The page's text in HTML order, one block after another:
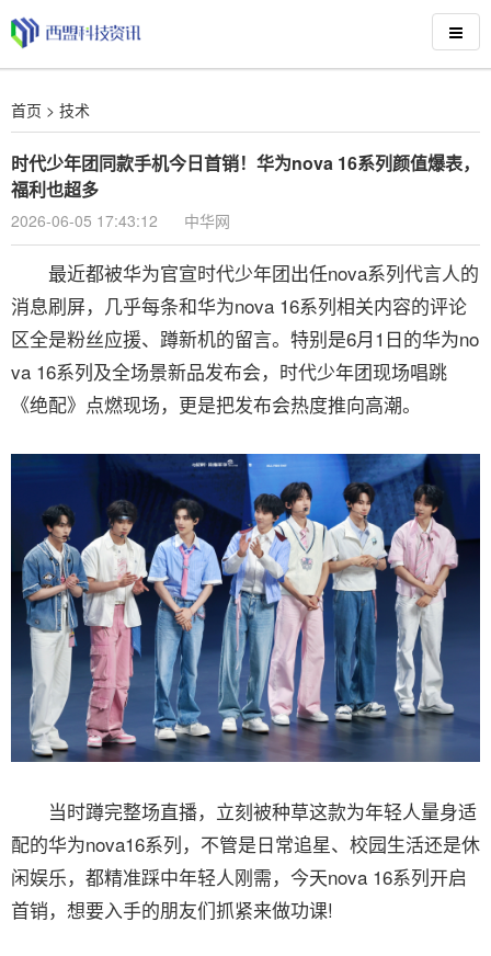
首页 > 技术
时代少年团同款手机今日首销！华为nova 16系列颜值爆表，
福利也超多
2026-06-05 17:43:12 中华网
最近都被华为官宣时代少年团出任nova系列代言人的
消息刷屏，几乎每条和华为nova 16系列相关内容的评论
区全是粉丝应援、蹲新机的留言。特别是6月1日的华为no
va 16系列及全场景新品发布会，时代少年团现场唱跳
《绝配》点燃现场，更是把发布会热度推向高潮。
当时蹲完整场直播，立刻被种草这款为年轻人量身适
配的华为nova16系列，不管是日常追星、校园生活还是休
闲娱乐，都精准踩中年轻人刚需，今天nova 16系列开启
首销，想要入手的朋友们抓紧来做功课!